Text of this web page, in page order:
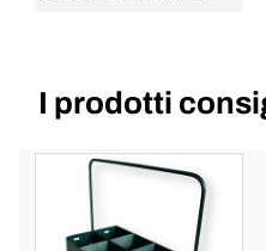
I prodotti